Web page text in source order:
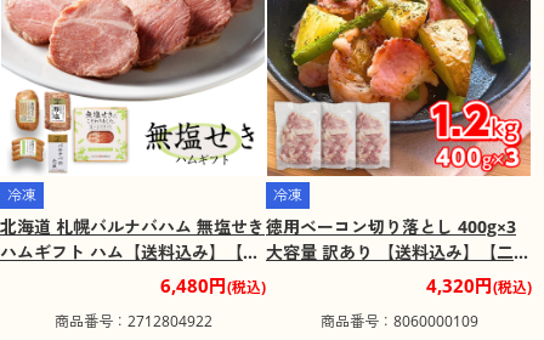
冷凍
北海道 札幌バルナバハム 無塩せき
ハムギフト ハム【送料込み】【二
重包装不可】【お届け不可地域：
6,480円(税込)
商品番号：2712804922
冷凍
徳用ベーコン切り落とし 400g×3
大容量 訳あり 【送料込み】【二重
包装不可】【お届け不可地域：離
4,320円(税込)
商品番号：8060000109